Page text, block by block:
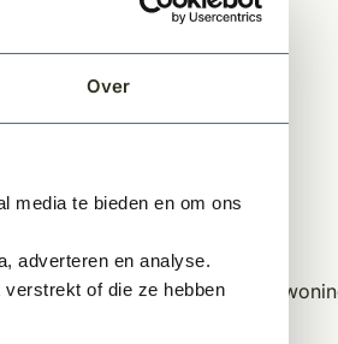
Over
media te bieden en om ons
adverteren en analyse.
of die ze hebben
u vragen de tekening van uw
details en maatvoering.